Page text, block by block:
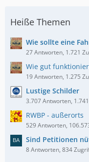
Heiße Themen
Wie sollte eine
27 Antworten, 1.721
Wie gut
19 Antworten, 1.275
Lustige Schilder
3.707 Antworten,
RWBP - außerorts
529 Antworten,
Sind Petitionen
8 Antworten, 834